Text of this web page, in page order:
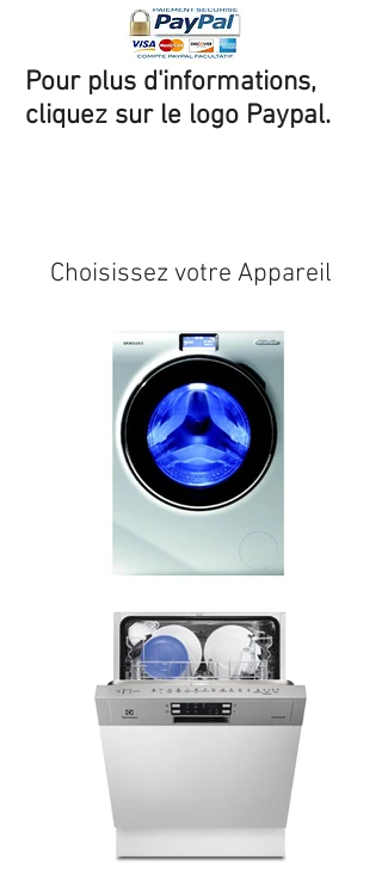
Pour plus d'informations,
cliquez sur le logo Paypal.
Choisissez votre Appareil